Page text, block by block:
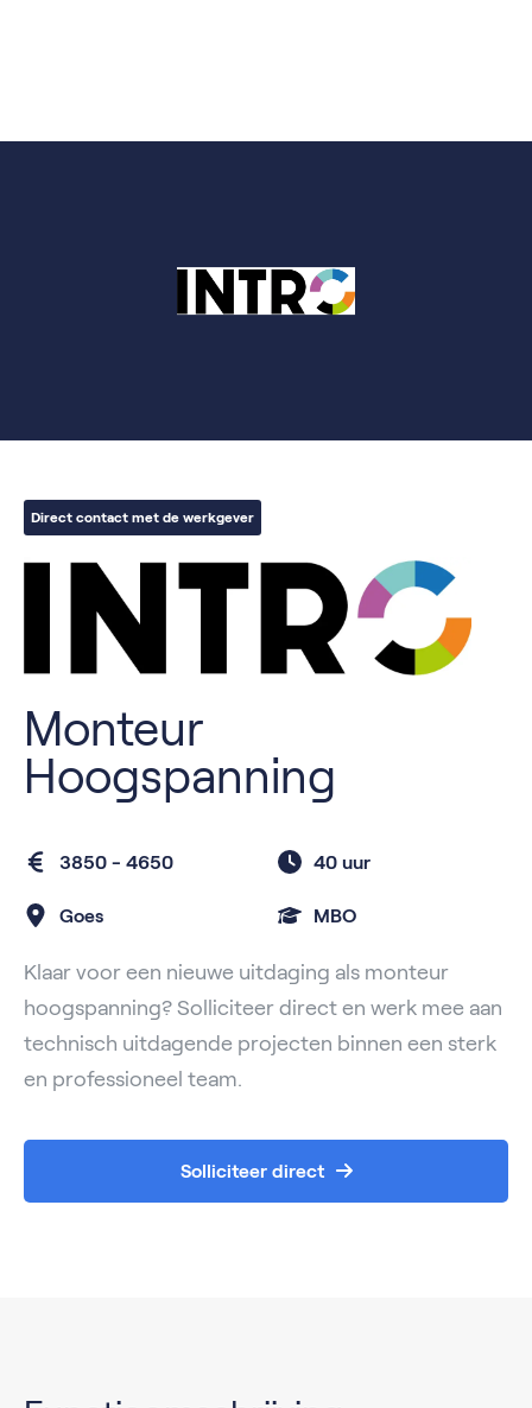
Direct contact met de werkgever
Monteur
Hoogspanning
3850 - 4650 40 uur
Goes MBO
Klaar voor een nieuwe uitdaging als monteur
hoogspanning? Solliciteer direct en werk mee aan
technisch uitdagende projecten binnen een sterk
en professioneel team.
Solliciteer direct